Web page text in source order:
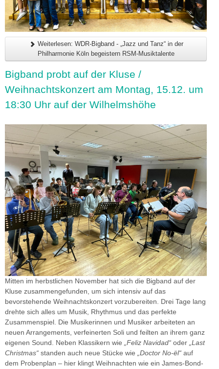
Weiterlesen: WDR-Bigband - „Jazz und Tanz“ in der
Philharmonie Köln begeistern RSM-Musiktalente
Bigband probt auf der Kluse /
Weihnachtskonzert am Montag, 15.12. um
18:30 Uhr auf der Wilhelmshöhe
Mitten im herbstlichen November hat sich die Bigband auf der
Kluse zusammengefunden, um sich intensiv auf das
bevorstehende Weihnachtskonzert vorzubereiten. Drei Tage lang
drehte sich alles um Musik, Rhythmus und das perfekte
Zusammenspiel. Die Musikerinnen und Musiker arbeiteten an
neuen Arrangements, verfeinerten Soli und feilten an ihrem ganz
eigenen Sound. Neben Klassikern wie
„Feliz Navidad“ oder „Last
Christmas“ standen auch neue Stücke wie „Doctor No-ël“ auf
dem Probenplan – hier klingt Weihnachten wie ein James-Bond-